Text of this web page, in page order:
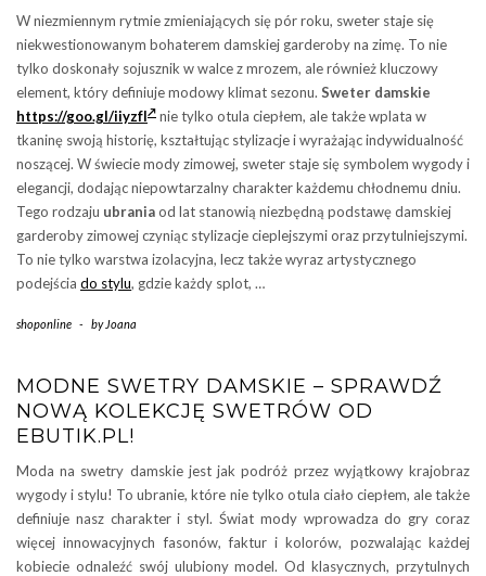
W niezmiennym rytmie zmieniających się pór roku, sweter staje się
niekwestionowanym bohaterem damskiej garderoby na zimę. To nie
tylko doskonały sojusznik w walce z mrozem, ale również kluczowy
element, który definiuje modowy klimat sezonu. Sweter damskie
https://goo.gl/iiyzfI
nie tylko otula ciepłem, ale także wplata w
tkaninę swoją historię, kształtując stylizacje i wyrażając indywidualność
noszącej. W świecie mody zimowej, sweter staje się symbolem wygody i
elegancji, dodając niepowtarzalny charakter każdemu chłodnemu dniu.
Tego rodzaju ubraniaod lat stanowią niezbędną podstawę damskiej
garderoby zimowej czyniąc stylizacje cieplejszymi oraz przytulniejszymi.
To nie tylko warstwa izolacyjna, lecz także wyraz artystycznego
podejścia do stylu, gdzie każdy splot, …
shoponline - by Joana
MODNE SWETRY DAMSKIE – SPRAWDŹ
NOWĄ KOLEKCJĘ SWETRÓW OD
EBUTIK.PL!
Moda na swetry damskie jest jak podróż przez wyjątkowy krajobraz
wygody i stylu! To ubranie, które nie tylko otula ciało ciepłem, ale także
definiuje nasz charakter i styl. Świat mody wprowadza do gry coraz
więcej innowacyjnych fasonów, faktur i kolorów, pozwalając każdej
kobiecie odnaleźć swój ulubiony model. Od klasycznych, przytulnych